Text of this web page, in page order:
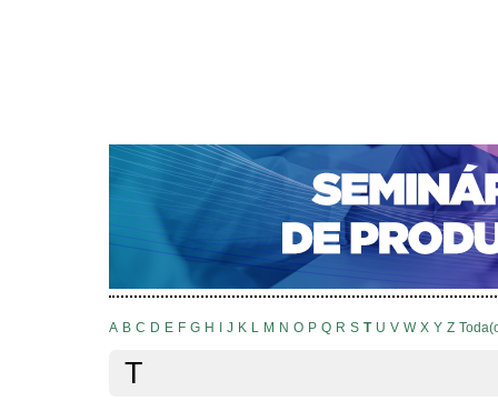
CAPA SOBRE ACESSO
NOTÍCIAS
PORTAL DE REVISTAS DA UNIFACS
Pesquisa > Índice de autores
Índice de autores
A B C D E F G H J K L M N O P Q R S T U V W X Y Z
T